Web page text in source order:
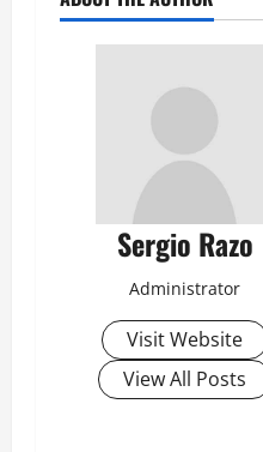
Sergio Razo
Administrator
Visit Website
View All Posts